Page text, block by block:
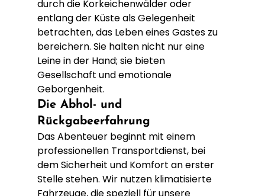
durch die Korkeichenwälder oder
entlang der Küste als Gelegenheit
betrachten, das Leben eines Gastes zu
bereichern. Sie halten nicht nur eine
Leine in der Hand; sie bieten
Gesellschaft und emotionale
Geborgenheit.
Die Abhol- und
Rückgabeerfahrung
Das Abenteuer beginnt mit einem
professionellen Transportdienst, bei
dem Sicherheit und Komfort an erster
Stelle stehen. Wir nutzen klimatisierte
Fahrzeuge, die speziell für unsere